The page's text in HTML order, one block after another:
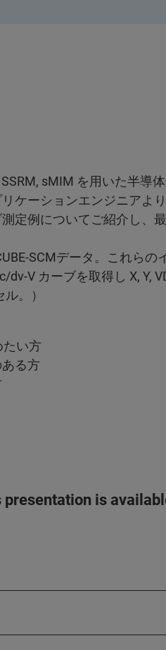
sMIM を用いた半導
ケーションエンジニアよ
定例についてご紹介し、
SCMデータ。これら
V カーブを取得し X, Y,
。）
たい方
る方
is